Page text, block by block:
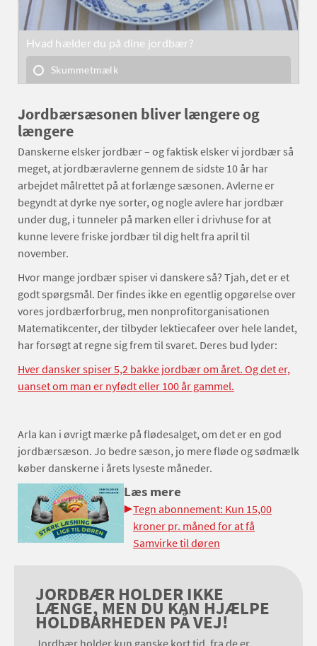
Jordbærsæsonen bliver længere og
længere
Danskerne elsker jordbær – og faktisk elsker vi jordbær så
meget, at jordbæravlerne gennem de sidste 10 år har
arbejdet målrettet på at forlænge sæsonen. Avlerne er
begyndt at dyrke nye sorter, og nogle avlere har jordbær
under dug, i tunneler på marken eller i drivhuse for at
kunne levere friske jordbær til dig helt fra april til
november.
Hvor mange jordbær spiser vi danskere så? Tjah, det er et
godt spørgsmål. Der findes ikke en egentlig opgørelse over
vores jordbærforbrug, men nonprofitorganisationen
Matematikcenter, der tilbyder lektiecafeer over hele landet,
har forsøgt at regne sig frem til svaret. Deres bud lyder:
Hver dansker spiser 5,2 bakke jordbær om året. Og det er,
uanset om man er nyfødt eller 100 år gammel.
Arla kan i øvrigt mærke på flødesalget, om det er en god
jordbærsæson. Jo bedre sæson, jo mere fløde og sødmælk
køber danskerne i årets lyseste måneder.
Læs mere
Tegn abonnement: Kun 15,00
kroner pr. måned for at få
Samvirke til døren
JORDBÆR HOLDER IKKE
LÆNGE, MEN DU KAN HJÆLPE
HOLDBARHEDEN PÅ VEJ!
Jordbær holder kun ganske kort tid, fra de er